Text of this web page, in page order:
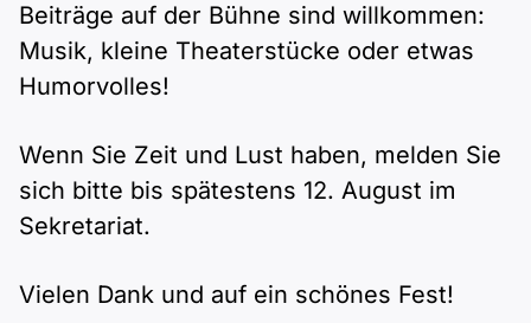
Beiträge auf der Bühne sind willkommen:
Musik, kleine Theaterstücke oder etwas
Humorvolles!
Wenn Sie Zeit und Lust haben, melden Sie
sich bitte bis spätestens 12. August im
Sekretariat.
Vielen Dank und auf ein schönes Fest!